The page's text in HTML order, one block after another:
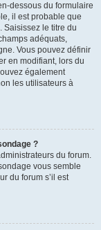
dessous du formulaire
il est probable que
Saisissez le titre du
adéquats,
Vous pouvez définir
en modifiant, lors du
également
les utilisateurs à
?
du forum.
vous semble
du forum s’il est